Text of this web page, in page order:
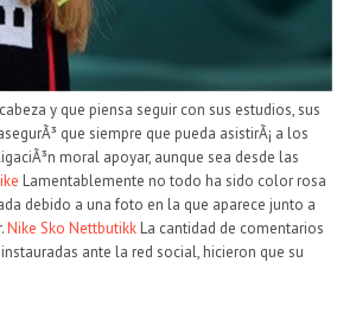
y que piensa seguir con sus estudios, sus
que siempre que pueda asistirÃ¡ a los
moral apoyar, aunque sea desde las
Lamentablemente no todo ha sido color rosa
debido a una foto en la que aparece junto a
Nike Sko Nettbutikk La cantidad de comentarios
ante la red social, hicieron que su